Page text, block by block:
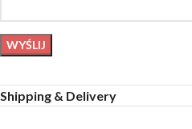
Shipping & Delivery